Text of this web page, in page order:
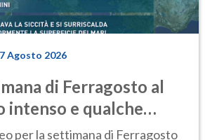
7 Agosto 2026
di Ferragosto al
intenso e qualche
per la settimana di Ferragosto